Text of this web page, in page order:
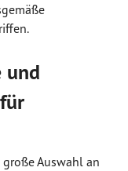
und
Auswahl an